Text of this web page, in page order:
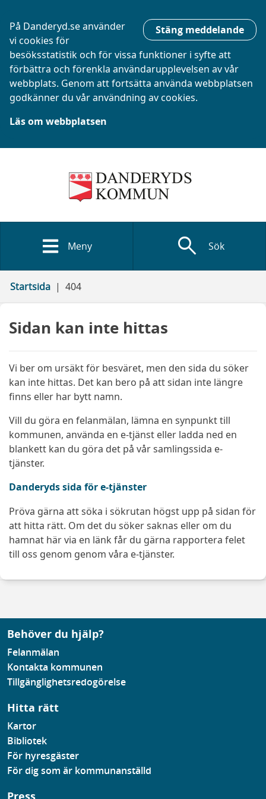
Stäng meddelande
På Danderyd.se använder
vi cookies för
besöksstatistik och för vissa funktioner i syfte att
förbättra och förenkla användarupplevelsen av vår
webbplats. Genom att fortsätta använda webbplatsen
godkänner du vår användning av cookies.
Läs om webbplatsen
Meny search Sök
Startsida 404
Sidan kan inte hittas
Vi ber om ursäkt för besväret, men den sida du söker
kan inte hittas. Det kan bero på att sidan inte längre
finns eller har bytt namn.
Vill du göra en felanmälan, lämna en synpunkt till
kommunen, använda en e-tjänst eller ladda ned en
blankett kan du göra det på vår samlingssida e-
tjänster.
Danderyds sida för e-tjänster
Pröva gärna att söka i sökrutan högst upp på sidan för
att hitta rätt. Om det du söker saknas eller om du
hamnat här via en länk får du gärna rapportera felet
till oss genom genom våra e-tjänster.
Behöver du hjälp?
Felanmälan
Kontakta kommunen
Tillgänglighetsredogörelse
Hitta rätt
Kartor
Bibliotek
För hyresgäster
För dig som är kommunanställd
Press